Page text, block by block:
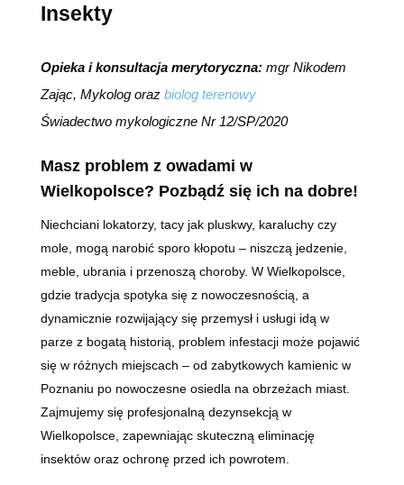
Insekty
Opieka i konsultacja merytoryczna:mgr Nikodem
Zając, Mykolog oraz biolog terenowy
Świadectwo mykologiczne Nr 12/SP/2020
Masz problem z owadami w
Wielkopolsce? Pozbądź się ich na dobre!
Niechciani lokatorzy, tacy jak pluskwy, karaluchy czy
mole, mogą narobić sporo kłopotu – niszczą jedzenie,
meble, ubrania i przenoszą choroby. W Wielkopolsce,
gdzie tradycja spotyka się z nowoczesnością, a
dynamicznie rozwijający się przemysł i usługi idą w
parze z bogatą historią, problem infestacji może pojawić
się w różnych miejscach – od zabytkowych kamienic w
Poznaniu po nowoczesne osiedla na obrzeżach miast.
Zajmujemy się profesjonalną dezynsekcją w
Wielkopolsce, zapewniając skuteczną eliminację
insektów oraz ochronę przed ich powrotem.